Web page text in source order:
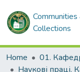
Communities
Collections
Home 01.